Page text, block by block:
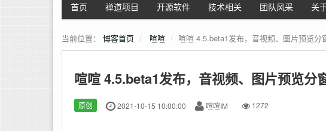
首页 禅道项目 开源软件 技术相关 团队风采 关
当前位置： 博客首页 喧喧 喧喧 4.5.beta1发布，音视频、图片预览
喧喧 4.5.beta1发布，音视频、图片预览分
原创 2021-10-15 10:00:00 喧喧IM 1272